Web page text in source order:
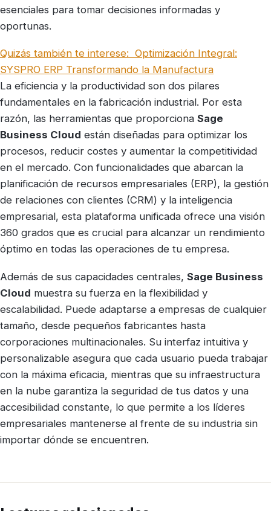
esenciales para tomar decisiones informadas y
oportunas.
Quizás también te interese: Optimización Integral:
SYSPRO ERP Transformando la Manufactura
La eficiencia y la productividad son dos pilares
fundamentales en la fabricación industrial. Por esta
razón, las herramientas que proporciona Sage
Business Cloud están diseñadas para optimizar los
procesos, reducir costes y aumentar la competitividad
en el mercado. Con funcionalidades que abarcan la
planificación de recursos empresariales (ERP), la gestión
de relaciones con clientes (CRM) y la inteligencia
empresarial, esta plataforma unificada ofrece una visión
360 grados que es crucial para alcanzar un rendimiento
óptimo en todas las operaciones de tu empresa.
Además de sus capacidades centrales, Sage Business
Cloud muestra su fuerza en la flexibilidad y
escalabilidad. Puede adaptarse a empresas de cualquier
tamaño, desde pequeños fabricantes hasta
corporaciones multinacionales. Su interfaz intuitiva y
personalizable asegura que cada usuario pueda trabajar
con la máxima eficacia, mientras que su infraestructura
en la nube garantiza la seguridad de tus datos y una
accesibilidad constante, lo que permite a los líderes
empresariales mantenerse al frente de su industria sin
importar dónde se encuentren.